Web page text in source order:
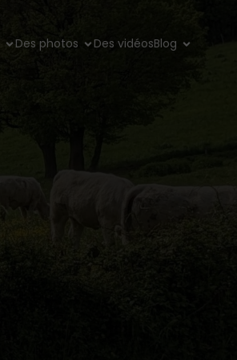
Des photos Des vidéosBlog